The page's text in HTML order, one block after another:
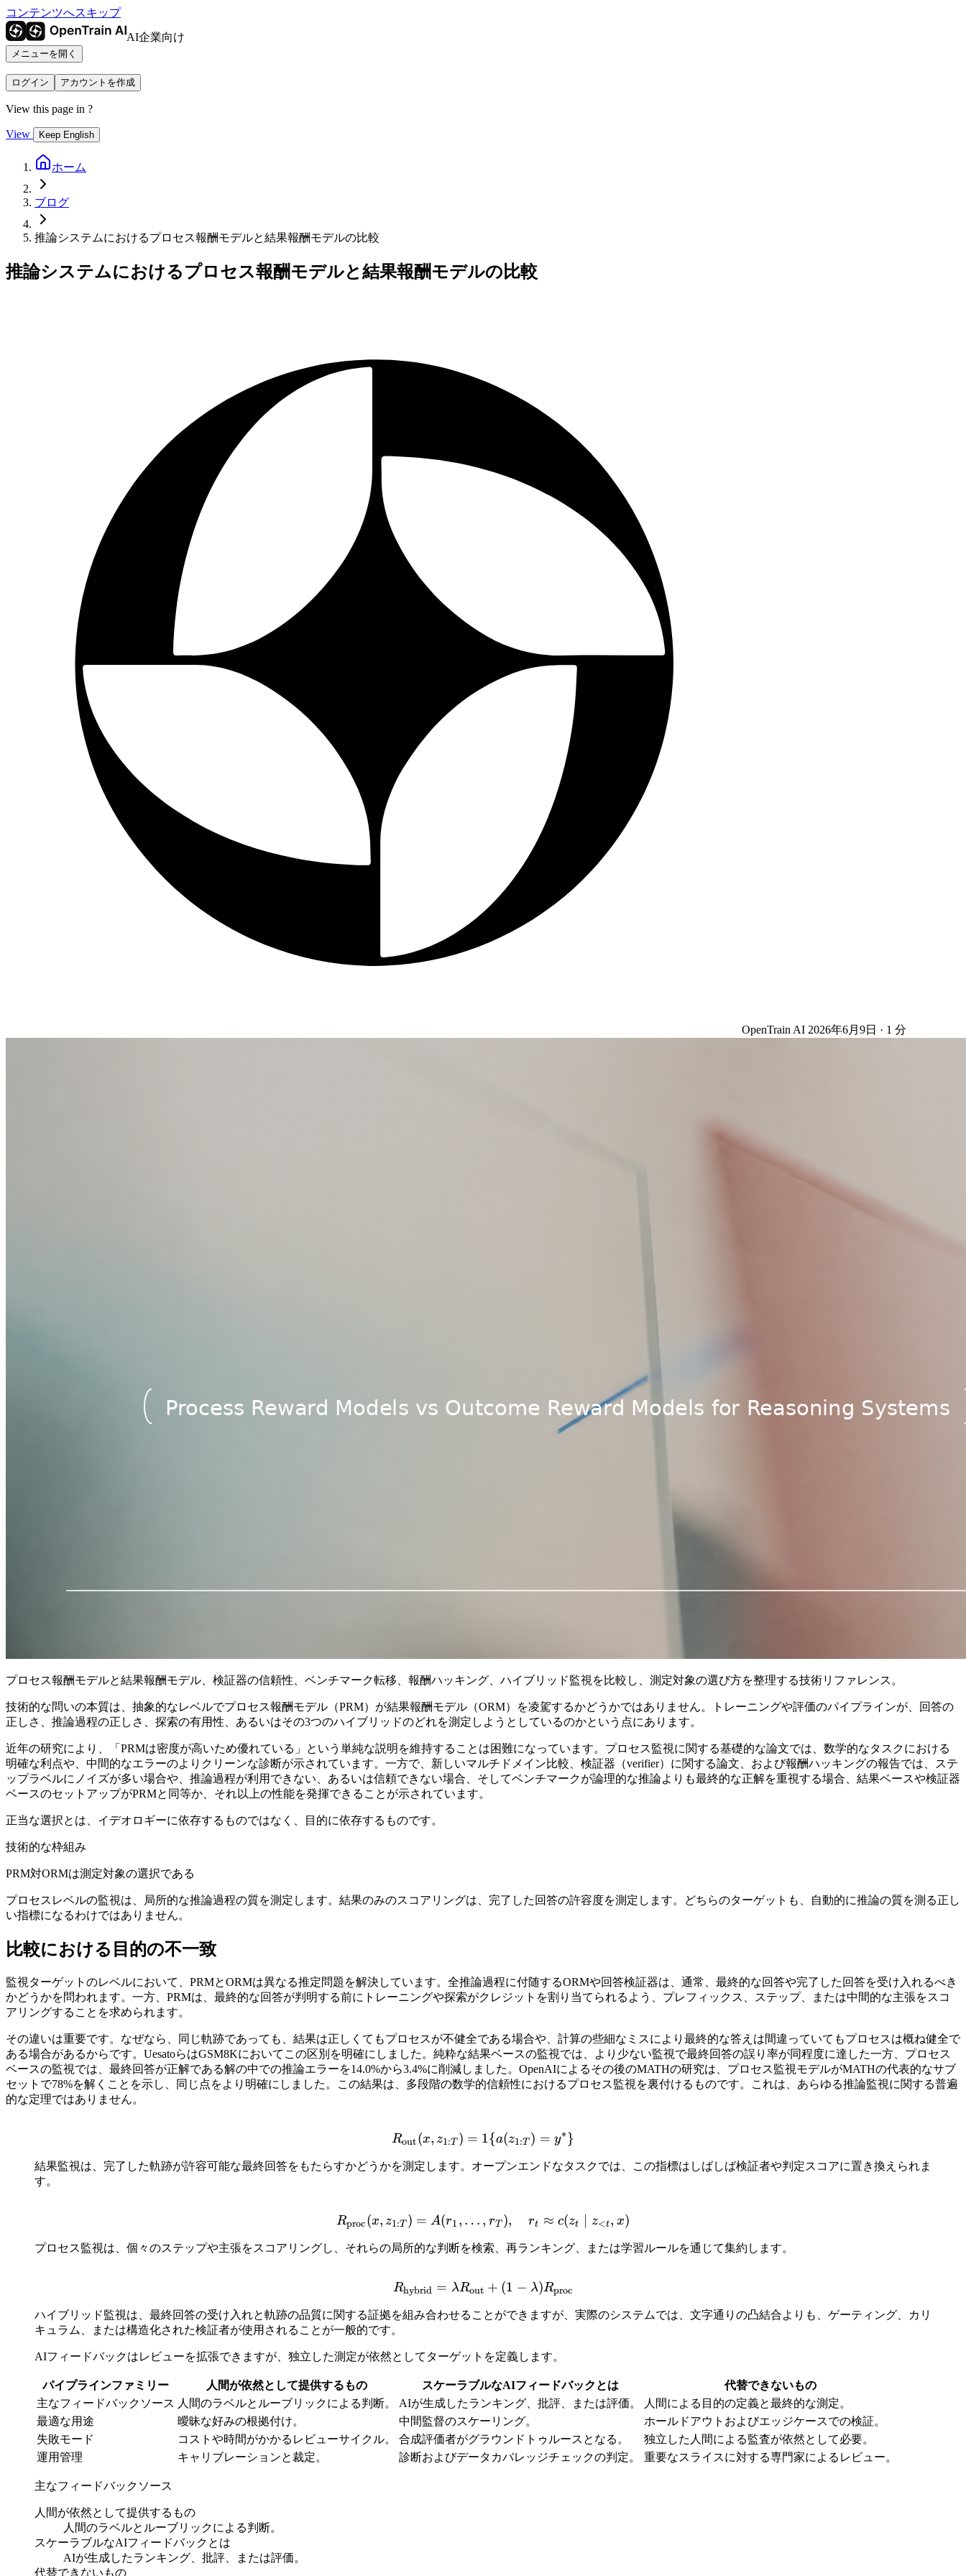
コンテンツへスキップ
AI企業向け
メニューを開く
ログイン アカウントを作成
View this page in ?
View Keep English
ホーム
ブログ
推論システムにおけるプロセス報酬モデルと結果報酬モデルの比較
推論システムにおけるプロセス報酬モデルと結果報酬モデルの比較
OpenTrain AI 2026年6月9日 · 1 分
プロセス報酬モデルと結果報酬モデル、検証器の信頼性、ベンチマーク転移、報酬ハッキング、ハイブリッド監視を比較し、測定対象の選び方を整理する技術リファレンス。
技術的な問いの本質は、抽象的なレベルでプロセス報酬モデル（PRM）が結果報酬モデル（ORM）を凌駕するかどうかではありません。トレーニングや評価のパイプラインが、回答の
正しさ、推論過程の正しさ、探索の有用性、あるいはその3つのハイブリッドのどれを測定しようとしているのかという点にあります。
近年の研究により、「PRMは密度が高いため優れている」という単純な説明を維持することは困難になっています。プロセス監視に関する基礎的な論文では、数学的なタスクにおける
明確な利点や、中間的なエラーのよりクリーンな診断が示されています。一方で、新しいマルチドメイン比較、検証器（verifier）に関する論文、および報酬ハッキングの報告では、ステ
ップラベルにノイズが多い場合や、推論過程が利用できない、あるいは信頼できない場合、そしてベンチマークが論理的な推論よりも最終的な正解を重視する場合、結果ベースや検証器
ベースのセットアップがPRMと同等か、それ以上の性能を発揮できることが示されています。
正当な選択とは、イデオロギーに依存するものではなく、目的に依存するものです。
技術的な枠組み
PRM対ORMは測定対象の選択である
プロセスレベルの監視は、局所的な推論過程の質を測定します。結果のみのスコアリングは、完了した回答の許容度を測定します。どちらのターゲットも、自動的に推論の質を測る正し
い指標になるわけではありません。
比較における目的の不一致
監視ターゲットのレベルにおいて、PRMとORMは異なる推定問題を解決しています。全推論過程に付随するORMや回答検証器は、通常、最終的な回答や完了した回答を受け入れるべき
かどうかを問われます。一方、PRMは、最終的な回答が判明する前にトレーニングや探索がクレジットを割り当てられるよう、プレフィックス、ステップ、または中間的な主張をスコ
アリングすることを求められます。
その違いは重要です。なぜなら、同じ軌跡であっても、結果は正しくてもプロセスが不健全である場合や、計算の些細なミスにより最終的な答えは間違っていてもプロセスは概ね健全で
ある場合があるからです。UesatoらはGSM8Kにおいてこの区別を明確にしました。純粋な結果ベースの監視では、より少ない監視で最終回答の誤り率が同程度に達した一方、プロセス
ベースの監視では、最終回答が正解である解の中での推論エラーを14.0%から3.4%に削減しました。OpenAIによるその後のMATHの研究は、プロセス監視モデルがMATHの代表的なサブ
セットで78%を解くことを示し、同じ点をより明確にしました。この結果は、多段階の数学的信頼性におけるプロセス監視を裏付けるものです。これは、あらゆる推論監視に関する普遍
的な定理ではありません。
R_{\mathrm{out}}(x,z_{1:T}) = \mathbb{1}\{a(z_{1:T}) = y^*\}
Rout(x, z1:T ) = 1{a(z1:T ) = y∗}
結果監視は、完了した軌跡が許容可能な最終回答をもたらすかどうかを測定します。オープンエンドなタスクでは、この指標はしばしば検証者や判定スコアに置き換えられま
す。
R_{\mathrm{proc}}(x,z_{1:T}) = A(r_1,\ldots,r_T),\quad r_t \approx c(z_t
Rproc(x, z1:T ) = A(r1 , … , rT ), rt ≈ c(zt ∣ z<t, x)
プロセス監視は、個々のステップや主張をスコアリングし、それらの局所的な判断を検索、再ランキング、または学習ルールを通じて集約します。
R_{\mathrm{hybrid}} = \lambda R_{\mathrm{out}} + (1-
Rhybrid = λRout + (1 − λ)Rproc
ハイブリッド監視は、最終回答の受け入れと軌跡の品質に関する証拠を組み合わせることができますが、実際のシステムでは、文字通りの凸結合よりも、ゲーティング、カリ
キュラム、または構造化された検証者が使用されることが一般的です。
AIフィードバックはレビューを拡張できますが、独立した測定が依然としてターゲットを定義します。
パイプラインファミリー 人間が依然として提供するもの スケーラブルなAIフィードバックとは
代替できないもの
主なフィードバックソース 人間のラベルとルーブリックによる判断。 AIが生成したランキング、批評、または評価。
人間による目的の定義と最終的な測定。
最適な用途
曖昧な好みの根拠付け。 中間監督のスケーリング。
ホールドアウトおよびエッジケースでの検証。
失敗モード
コストや時間がかかるレビューサイクル。 合成評価者がグラウンドトゥルースとなる。
独立した人間による監査が依然として必要。
運用管理
キャリブレーションと裁定。 診断およびデータカバレッジチェックの判定。 重要なスライスに対する専門家によるレビュー。
主なフィードバックソース
人間が依然として提供するもの
人間のラベルとルーブリックによる判断。
スケーラブルなAIフィードバックとは
AIが生成したランキング、批評、または評価。
代替できないもの